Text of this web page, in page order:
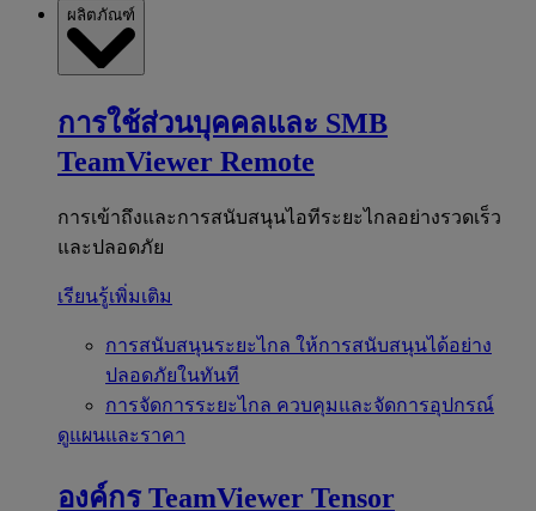
ผลิตภัณฑ์
การใช้ส่วนบุคคลและ SMB
TeamViewer Remote
การเข้าถึงและการสนับสนุนไอทีระยะไกลอย่างรวดเร็ว
และปลอดภัย
เรียนรู้เพิ่มเติม
การสนับสนุนระยะไกล ให้การสนับสนุนได้อย่าง
ปลอดภัยในทันที
การจัดการระยะไกล ควบคุมและจัดการอุปกรณ์
ดูแผนและราคา
องค์กร TeamViewer Tensor